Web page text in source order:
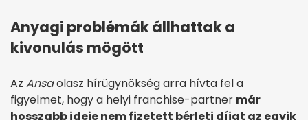
Anyagi problémák állhattak a
kivonulás mögött
Az Ansaolasz hírügynökség arra hívta fel a
figyelmet, hogy a helyi franchise-partner már
hosszabb ideje nem fizetett bérleti díjat az egyik